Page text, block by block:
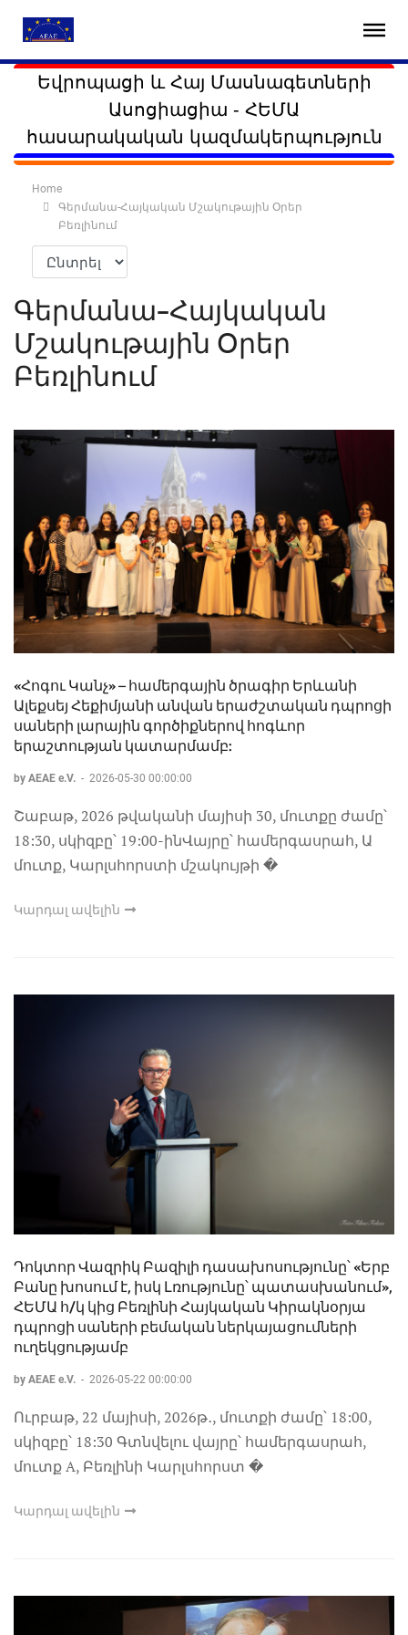
Եվրոպացի և Հայ Մասնագետների
Ասոցիացիա - ՀԵՄԱ
հասարակական կազմակերպություն
Home
Գերմանա-Հայկական Մշակութային Օրեր
Բեռլինում
Գերմանա-Հայկական
Մշակութային Օրեր
Բեռլինում
«Հոգու Կանչ» – համերգային ծրագիր Երևանի
Ալեքսեյ Հեքիմյանի անվան երաժշտական դպրոցի
սաների լարային գործիքներով հոգևոր
երաշտության կատարմամբ:
by AEAE e.V. - 2026-05-30 00:00:00
Շաբաթ, 2026 թվականի մայիսի 30, մուտքը ժամը՝
18:30, սկիզբը՝ 19:00-ինՎայրը՝ համերգասրահ, Ա
մուտք, Կարլսհորստի մշակույթի �
Կարդալ ավելին
Դոկտոր Վազրիկ Բազիլի դասախոսությունը՝ «Երբ
Բանը խոսում է, իսկ Լռությունը՝ պատասխանում»,
ՀԵՄԱ հ/կ կից Բեռլինի Հայկական Կիրակնօրյա
դպրոցի սաների բեմական ներկայացումների
ուղեկցությամբ
by AEAE e.V. - 2026-05-22 00:00:00
Ուրբաթ, 22 մայիսի, 2026թ․, մուտքի ժամը՝ 18:00,
սկիզբը՝ 18:30 Գտնվելու վայրը՝ համերգասրահ,
մուտք A, Բեռլինի Կարլսհորստ �
Կարդալ ավելին